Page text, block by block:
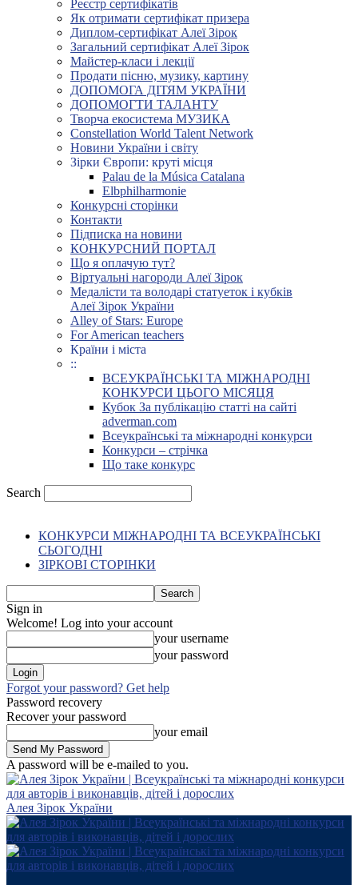
Реєстр сертифікатів
Як отримати сертифікат призера
Диплом-сертифікат Алеї Зірок
Загальний сертифікат Алеї Зірок
Майстер-класи і лекції
Продати пісню, музику, картину
ДОПОМОГА ДІТЯМ УКРАЇНИ
ДОПОМОГТИ ТАЛАНТУ
Творча екосистема МУЗИКА
Constellation World Talent Network
Новини України і світу
Зірки Європи: круті місця
Palau de la Música Catalana
Elbphilharmonie
Конкурсні сторінки
Контакти
Підписка на новини
КОНКУРСНИЙ ПОРТАЛ
Що я оплачую тут?
Віртуальні нагороди Алеї Зірок
Медалісти та володарі статуеток і кубків
Алеї Зірок України
Alley of Stars: Europe
For American teachers
Країни і міста
::
ВСЕУКРАЇНСЬКІ ТА МІЖНАРОДНІ
КОНКУРСИ ЦЬОГО МІСЯЦЯ
Кубок За публікацію статті на сайті
adverman.com
Всеукраїнські та міжнародні конкурси
Конкурси – стрічка
Що таке конкурс
Search
КОНКУРСИ МІЖНАРОДНІ ТА ВСЕУКРАЇНСЬКІ
СЬОГОДНІ
ЗІРКОВІ СТОРІНКИ
Sign in
Welcome! Log into your account
your username
your password
Forgot your password? Get help
Password recovery
Recover your password
your email
A password will be e-mailed to you.
Алея Зірок України